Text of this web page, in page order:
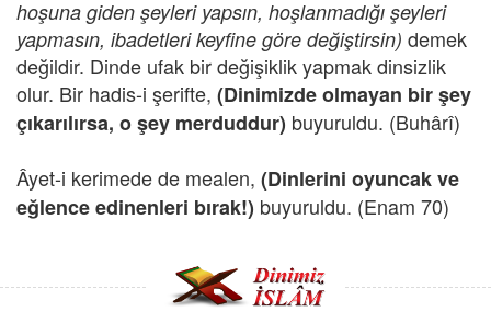
hoşuna giden şeyleri yapsın, hoşlanmadığı şeyleri
yapmasın, ibadetleri keyfine göre değiştirsin) demek
değildir. Dinde ufak bir değişiklik yapmak dinsizlik
olur. Bir hadis-i şerifte, (Dinimizde olmayan bir şey
çıkarılırsa, o şey merduddur) buyuruldu. (Buhârî)
Âyet-i kerimede de mealen, (Dinlerini oyuncak ve
eğlence edinenleri bırak!) buyuruldu. (Enam 70)